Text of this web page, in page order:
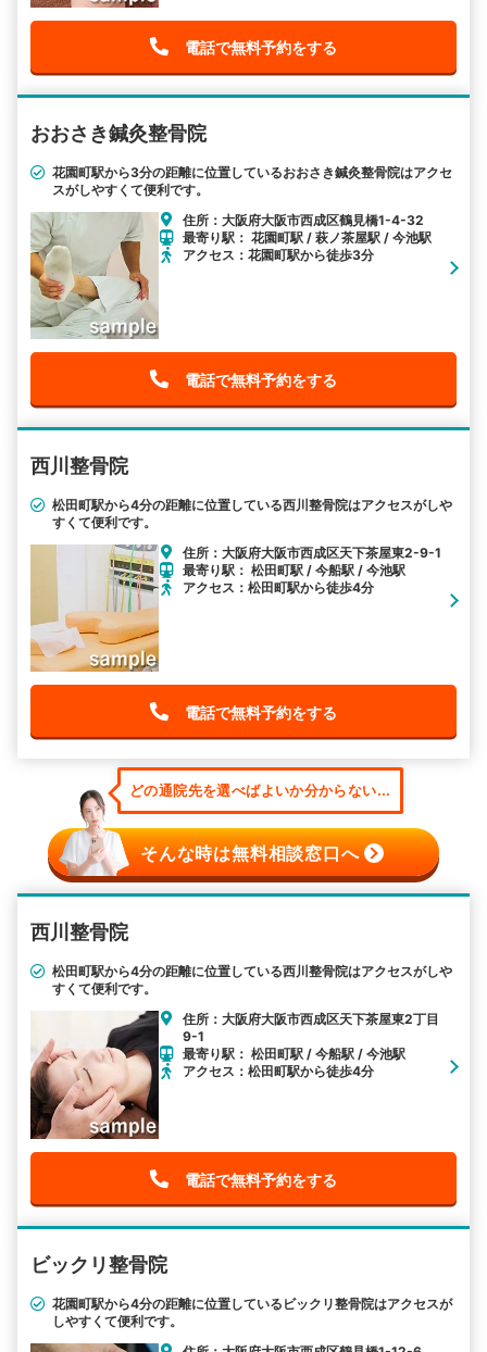
電話で無料予約をする
おおさき鍼灸整骨院
花園町駅から3分の距離に位置しているおおさき鍼灸整骨院はアクセ
スがしやすくて便利です。
住所：大阪府大阪市西成区鶴見橋1-4-32
最寄り駅： 花園町駅 / 萩ノ茶屋駅 / 今池駅
アクセス：花園町駅から徒歩3分
電話で無料予約をする
西川整骨院
松田町駅から4分の距離に位置している西川整骨院はアクセスがしや
すくて便利です。
住所：大阪府大阪市西成区天下茶屋東2-9-1
最寄り駅： 松田町駅 / 今船駅 / 今池駅
アクセス：松田町駅から徒歩4分
電話で無料予約をする
どの通院先を選べばよいか分からない...
そんな時は無料相談窓口へ
西川整骨院
松田町駅から4分の距離に位置している西川整骨院はアクセスがしや
すくて便利です。
住所：大阪府大阪市西成区天下茶屋東2丁目
9-1
最寄り駅： 松田町駅 / 今船駅 / 今池駅
アクセス：松田町駅から徒歩4分
電話で無料予約をする
ビックリ整骨院
花園町駅から4分の距離に位置しているビックリ整骨院はアクセスが
しやすくて便利です。